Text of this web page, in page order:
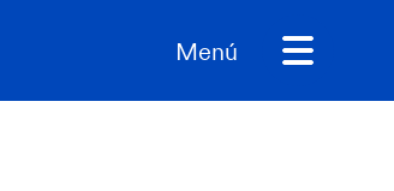
Menú